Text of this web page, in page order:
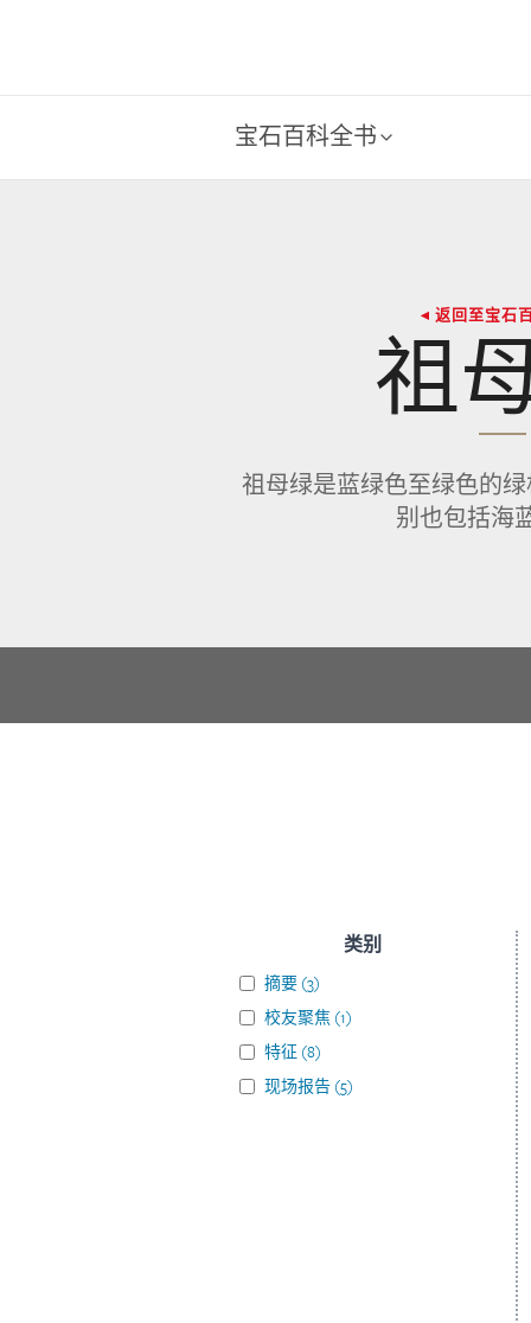
宝石百科全书
◂ 返回至宝石
祖
祖母绿是蓝绿色至绿色的
别也包括海
类别
摘要 (3)
校友聚焦 (1)
特征 (8)
现场报告 (5)